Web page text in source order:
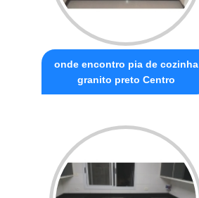
onde encontro pia de cozinha
granito preto Centro